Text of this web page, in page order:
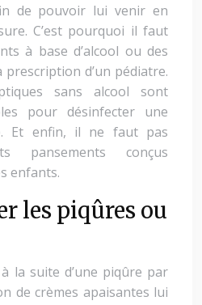
de pouvoir lui venir en
C’est pourquoi il faut
à base d’alcool ou des
d’un pédiatre.
sans alcool sont
pour désinfecter une
Et enfin, il ne faut pas
pansements conçus
enfants.
les piqûres ou
la suite d’une piqûre par
de crèmes apaisantes lui